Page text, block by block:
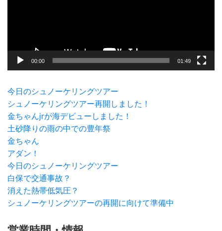
00:00 01:49
今日のシュノーケリングツアー
シュノーケリングツアー再開しました！
金ちゃんjrが海デビューしました！
土砂降りの雨の中での豊年祭
金ちゃん
アダン！
今日のシュノーケリングツアー
白保で交通事故？
消えた熱帯低気圧？
シュノーケリングツアーの再開に向けて準備中